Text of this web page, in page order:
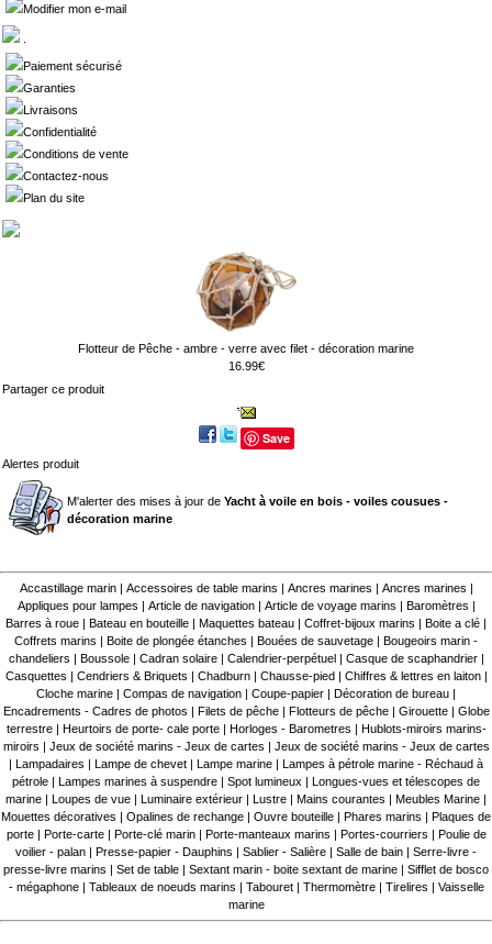
Modifier mon e-mail
Paiement sécurisé
Garanties
Livraisons
Confidentialité
Conditions de vente
Contactez-nous
Plan du site
Flotteur de Pêche - ambre - verre avec filet - décoration marine
16.99€
Partager ce produit
Save
Alertes produit
M'alerter des mises à jour de Yacht à voile en bois - voiles cousues -
décoration marine
Accastillage marin| Accessoires de table marins Ancres marines Ancres marines
Appliques pour lampes
Article de navigation| Article de voyage marins Baromètres
Barres à roue
Bateau en bouteille Maquettes bateau Coffret-bijoux marins Boite a clé
Coffrets marins
Boite de plongée étanches Bouées de sauvetage
Bougeoirs marin -
chandeliers
Boussole| Cadran solaire| Calendrier-perpétuel Casque de scaphandrier|
Casquettes
Cendriers & Briquets Chadburn| Chausse-pied Chiffres & lettres en laiton|
Cloche marine
Compas de navigation Coupe-papier Décoration de bureau
Encadrements - Cadres de photos
Filets de pêche| Flotteurs de pêche| Girouette| Globe
terrestre| Heurtoirs de porte- cale porte| Horloges - Barometres
Hublots-miroirs marins-
miroirs
Jeux de société marins - Jeux de cartes
Jeux de société marins - Jeux de cartes
Lampadaires Lampe de chevet Lampe marine
Lampes à pétrole marine - Réchaud à
pétrole
Lampes marines à suspendre Spot lumineux
Longues-vues et télescopes de
marine
Loupes de vue Luminaire extérieur Lustre Mains courantes Meubles Marine
Mouettes décoratives
Opalines de rechange Ouvre bouteille Phares marins
Plaques de
porte| Porte-carte| Porte-clé marin Porte-manteaux marins Portes-courriers
Poulie de
voilier - palan
Presse-papier - Dauphins Sablier - Salière Salle de bain
Serre-livre -
presse-livre marins
Set de table Sextant marin - boite sextant de marine
Sifflet de bosco
- mégaphone| Tableaux de noeuds marins Tabouret| Thermomètre| Tirelires
Vaisselle
marine